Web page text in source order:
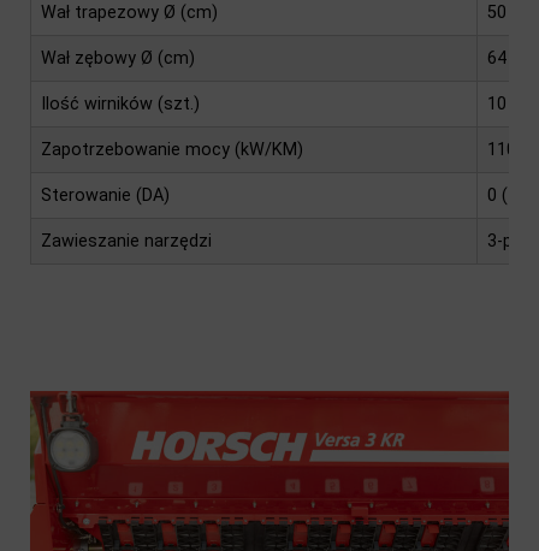
Wał trapezowy Ø (cm) 50 /
Wał zębowy Ø (cm) 64
Ilość wirników (szt.) 10
Zapotrzebowanie mocy (kW/KM) 110 –
Sterowanie (DA) 0 (+1
Zawieszanie narzędzi 3-pkt